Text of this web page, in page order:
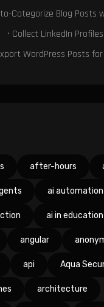
Categorize Blog Posts
• Collect LinkedIn Profiles
WordPress Posts for
after-hours
ai automation
ai in education
angular
api Aqua
architecture